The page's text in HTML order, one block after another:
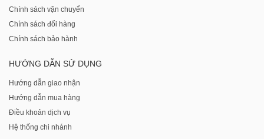
Chính sách vận chuyển
Chính sách đổi hàng
Chính sách bảo hành
HƯỚNG DẪN SỬ DỤNG
Hướng dẫn giao nhận
Hướng dẫn mua hàng
Điều khoản dịch vụ
Hệ thống chi nhánh